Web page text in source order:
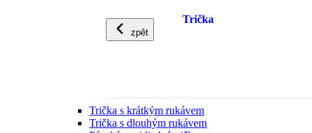
zpět
Trička
Trička s krátkým rukávem
Trička s dlouhým rukávem